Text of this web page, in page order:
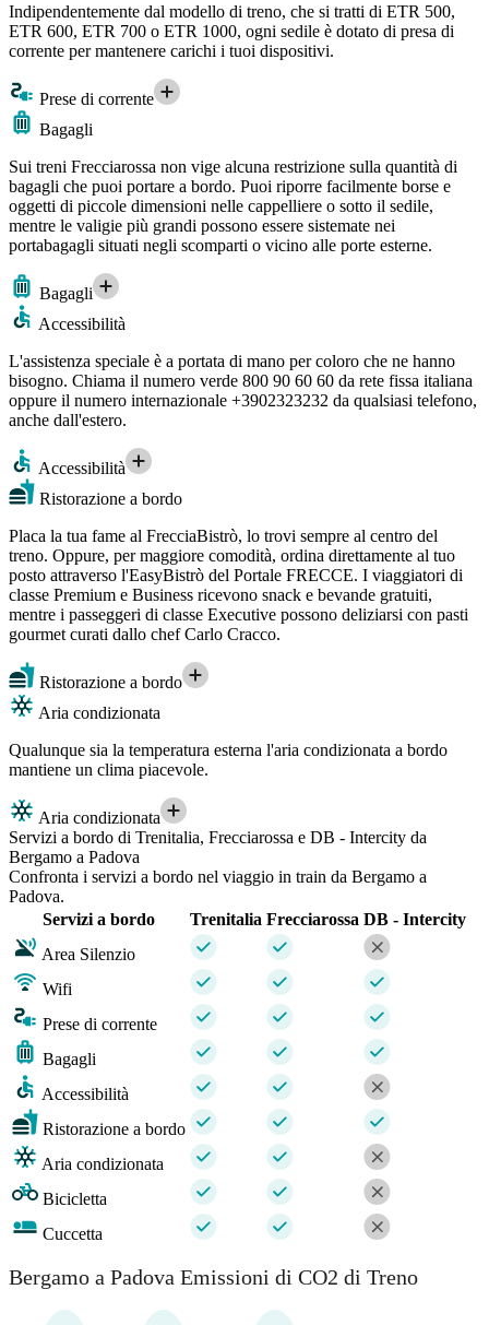
Indipendentemente dal modello di treno, che si tratti di ETR 500,
ETR 600, ETR 700 o ETR 1000, ogni sedile è dotato di presa di
corrente per mantenere carichi i tuoi dispositivi.
Prese di corrente
Bagagli
Sui treni Frecciarossa non vige alcuna restrizione sulla quantità di
bagagli che puoi portare a bordo. Puoi riporre facilmente borse e
oggetti di piccole dimensioni nelle cappelliere o sotto il sedile,
mentre le valigie più grandi possono essere sistemate nei
portabagagli situati negli scomparti o vicino alle porte esterne.
Bagagli
Accessibilità
L'assistenza speciale è a portata di mano per coloro che ne hanno
bisogno. Chiama il numero verde 800 90 60 60 da rete fissa italiana
oppure il numero internazionale +3902323232 da qualsiasi telefono,
anche dall'estero.
Accessibilità
Ristorazione a bordo
Placa la tua fame al FrecciaBistrò, lo trovi sempre al centro del
treno. Oppure, per maggiore comodità, ordina direttamente al tuo
posto attraverso l'EasyBistrò del Portale FRECCE. I viaggiatori di
classe Premium e Business ricevono snack e bevande gratuiti,
mentre i passeggeri di classe Executive possono deliziarsi con pasti
gourmet curati dallo chef Carlo Cracco.
Ristorazione a bordo
Aria condizionata
Qualunque sia la temperatura esterna l'aria condizionata a bordo
mantiene un clima piacevole.
Aria condizionata
Servizi a bordo di Trenitalia, Frecciarossa e DB - Intercity da
Bergamo a Padova
Confronta i servizi a bordo nel viaggio in train da Bergamo a
Padova.
Servizi a bordo
Trenitalia Frecciarossa DB - Intercity
Area Silenzio
Wifi
Prese di corrente
Bagagli
Accessibilità
Ristorazione a bordo
Aria condizionata
Bicicletta
Cuccetta
Bergamo a Padova Emissioni di CO2 di Treno